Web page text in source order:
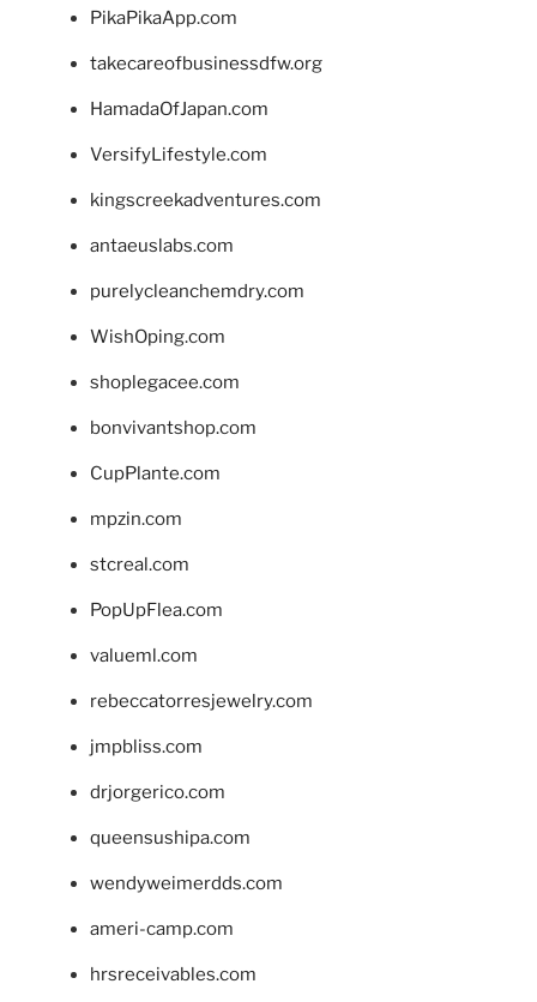
PikaPikaApp.com
takecareofbusinessdfw.org
HamadaOfJapan.com
VersifyLifestyle.com
kingscreekadventures.com
antaeuslabs.com
purelycleanchemdry.com
WishOping.com
shoplegacee.com
bonvivantshop.com
CupPlante.com
mpzin.com
stcreal.com
PopUpFlea.com
valueml.com
rebeccatorresjewelry.com
jmpbliss.com
drjorgerico.com
queensushipa.com
wendyweimerdds.com
ameri-camp.com
hrsreceivables.com